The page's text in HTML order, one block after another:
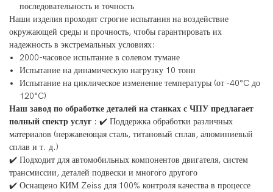
последовательность и точность
Наши изделия проходят строгие испытания на воздействие
окружающей среды и прочность, чтобы гарантировать их
надежность в экстремальных условиях:
2000-часовое испытание в солевом тумане
Испытание на динамическую нагрузку 10 тонн
Испытание на циклическое изменение температуры (от -40°C до
120°C)
Наш завод по обработке деталей на станках с ЧПУ предлагает
полный спектр услуг : ✔️ Поддержка обработки различных
материалов (нержавеющая сталь, титановый сплав, алюминиевый
сплав и т. д.)
✔️ Подходит для автомобильных компонентов двигателя, систем
трансмиссии, деталей подвески и многого другого
✔️ Оснащено КИМ Zeiss для 100% контроля качества в процессе